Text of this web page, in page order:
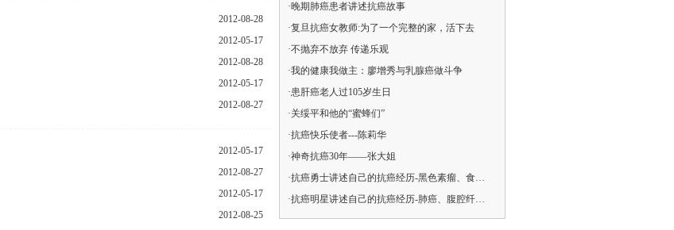
2012-08-28
2012-05-17
2012-08-28
2012-05-17
2012-08-27
2012-05-17
2012-08-27
2012-05-17
2012-08-25
晚期肺癌患者讲述抗癌故事
复旦抗癌女教师:为了一个完整的家，活下去
不抛弃不放弃 传递乐观
我的健康我做主：廖增秀与乳腺癌做斗争
患肝癌老人过105岁生日
关绥平和他的“蜜蜂们”
抗癌快乐使者---陈莉华
神奇抗癌30年——张大姐
抗癌勇士讲述自己的抗癌经历-黑色素瘤、食道癌、肺癌、肝癌、喷门癌等
抗癌明星讲述自己的抗癌经历-肺癌、腹腔纤维瘤、胃癌